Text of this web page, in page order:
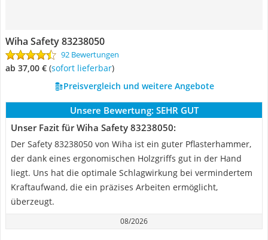
Wiha Safety 83238050
92 Bewertungen
ab 37,00 € ( Sofort lieferbar)
Preisvergleich und weitere Angebote
Unsere Bewertung: SEHR GUT
Unser Fazit für Wiha Safety 83238050:
Der Safety 83238050 von Wiha ist ein guter Pflasterhammer,
der dank eines ergonomischen Holzgriffs gut in der Hand
liegt. Uns hat die optimale Schlagwirkung bei vermindertem
Kraftaufwand, die ein präzises Arbeiten ermöglicht,
überzeugt.
08/2026